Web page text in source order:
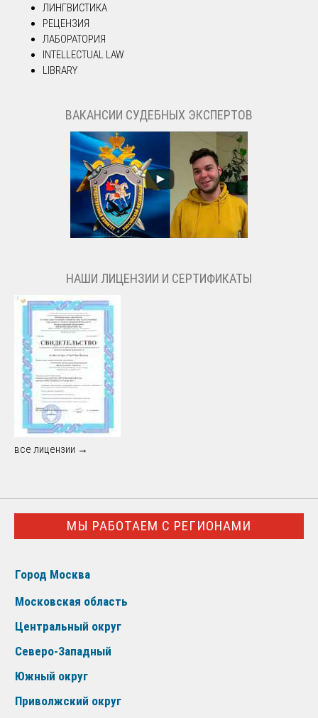
ЛИНГВИСТИКА
РЕЦЕНЗИЯ
ЛАБОРАТОРИЯ
INTELLECTUAL LAW
LIBRARY
ВАКАНСИИ СУДЕБНЫХ ЭКСПЕРТОВ
НАШИ ЛИЦЕНЗИИ И СЕРТИФИКАТЫ
все лицензии →
МЫ РАБОТАЕМ С РЕГИОНАМИ
Город Москва
Московская область
Центральный округ
Северо-Западный
Южный округ
Приволжский округ